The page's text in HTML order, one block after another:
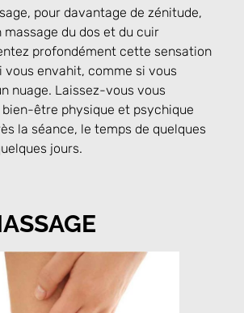
pour davantage de zénitude,
massage du dos et du cuir
profondément cette sensation
vous envahit, comme si vous
nuage. Laissez-vous vous
être physique et psychique
la séance, le temps de quelques
jours.